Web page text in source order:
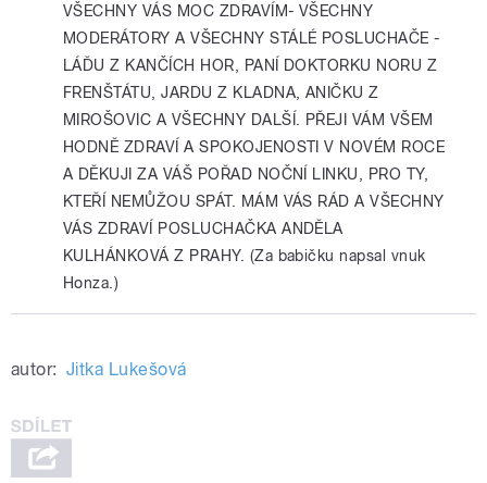
VŠECHNY VÁS MOC ZDRAVÍM- VŠECHNY
MODERÁTORY A VŠECHNY STÁLÉ POSLUCHAČE -
LÁĎU Z KANČÍCH HOR, PANÍ DOKTORKU NORU Z
FRENŠTÁTU, JARDU Z KLADNA, ANIČKU Z
MIROŠOVIC A VŠECHNY DALŠÍ. PŘEJI VÁM VŠEM
HODNĚ ZDRAVÍ A SPOKOJENOSTI V NOVÉM ROCE
A DĚKUJI ZA VÁŠ POŘAD NOČNÍ LINKU, PRO TY,
KTEŘÍ NEMŮŽOU SPÁT. MÁM VÁS RÁD A VŠECHNY
VÁS ZDRAVÍ POSLUCHAČKA ANDĚLA
KULHÁNKOVÁ Z PRAHY. (Za babičku napsal vnuk
Honza.)
autor: Jitka Lukešová